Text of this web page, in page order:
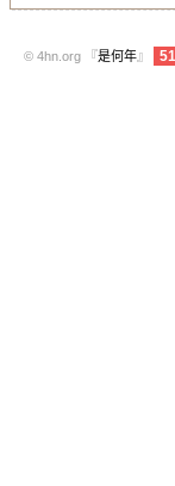
© 4hn.org 『是何年』